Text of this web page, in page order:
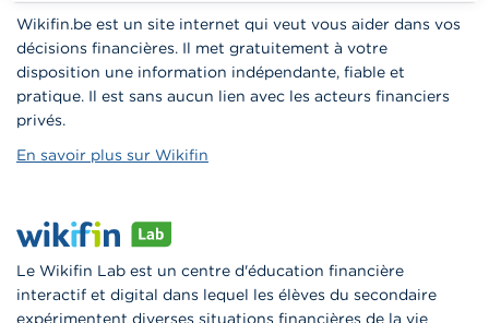
Wikifin.be est un site internet qui veut vous aider dans vos
décisions financières. Il met gratuitement à votre
disposition une information indépendante, fiable et
pratique. Il est sans aucun lien avec les acteurs financiers
privés.
En savoir plus sur Wikifin
Le Wikifin Lab est un centre d'éducation financière
interactif et digital dans lequel les élèves du secondaire
expérimentent diverses situations financières de la vie